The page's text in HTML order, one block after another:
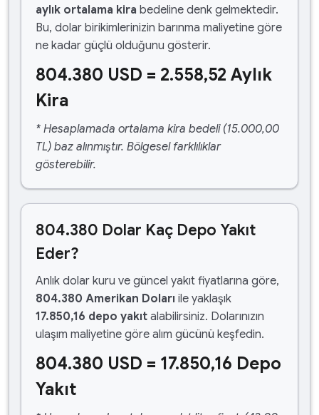
aylık ortalama kira bedeline denk gelmektedir.
Bu, dolar birikimlerinizin barınma maliyetine göre
ne kadar güçlü olduğunu gösterir.
804.380 USD = 2.558,52 Aylık
Kira
* Hesaplamada ortalama kira bedeli (15.000,00
TL) baz alınmıştır. Bölgesel farklılıklar
gösterebilir.
804.380 Dolar Kaç Depo Yakıt
Eder?
Anlık dolar kuru ve güncel yakıt fiyatlarına göre,
804.380 Amerikan Doları ile yaklaşık
17.850,16 depo yakıt alabilirsiniz. Dolarınızın
ulaşım maliyetine göre alım gücünü keşfedin.
804.380 USD = 17.850,16 Depo
Yakıt